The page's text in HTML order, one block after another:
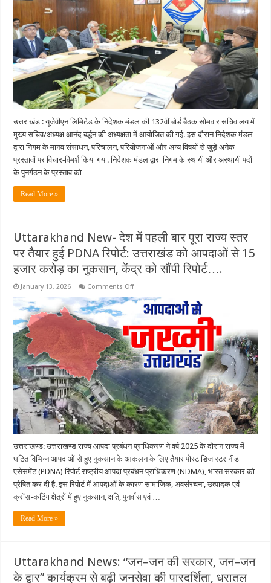
लिमिटेड
निदेशक
मंडल
की
बैठक:
स्थायी-
अस्थायी
पदों
के
पुनर्गठन
और
नई
परियोजनाओं
को
हरी
झंडी….
उत्तराखंड : यूजेवीएन लिमिटेड के निदेशक मंडल की 132वीं बोर्ड बैठक सोमवार सचिवालय में
मुख्य सचिव/अध्यक्ष आनंद बर्द्धन की अध्यक्षता में आयोजित की गई. इस दौरान निदेशक मंडल
द्वारा निगम के मानव संसाधन, परिचालन, परियोजनाओं और अन्य विषयों से जुड़े अनेक
प्रस्तावों पर विचार‐विमर्श किया गया. निदेशक मंडल द्वारा निगम के स्थायी और अस्थायी पदों
के पुनर्गठन के प्रस्ताव को …
Read More »
Uttarakhand New- देश में पहली बार पूरा राज्य स्तर
पर तैयार हुई PDNA रिपोर्ट: उत्तराखंड को आपदाओं से 15
हजार करोड़ का नुकसान, केंद्र को सौंपी रिपोर्ट….
January 13, 2026 Comments Offon
New-
पहली
बार
राज्य
स्तर
पर
तैयार
हुई
PDNA
रिपोर्ट:
उत्तराखंड
को
आपदाओं
से
15
हजार
करोड़
का
नुकसान,
केंद्र
को
रिपोर्ट….
उत्तराखण्ड: उत्तराखण्ड राज्य आपदा प्रबंधन प्राधिकरण ने वर्ष 2025 के दौरान राज्य में
घटित विभिन्न आपदाओं से हुए नुकसान के आकलन के लिए तैयार पोस्ट डिजास्टर नीड
एसेसमेंट (PDNA) रिपोर्ट राष्ट्रीय आपदा प्रबंधन प्राधिकरण (NDMA), भारत सरकार को
प्रेषित कर दी है. इस रिपोर्ट में आपदाओं के कारण सामाजिक, अवसंरचना, उत्पादक एवं
क्रॉस-कटिंग क्षेत्रों में हुए नुकसान, क्षति, पुनर्वास एवं …
Read More »
Uttarakhand News: “जन–जन की सरकार, जन–जन
के द्वार” कार्यक्रम से बढ़ी जनसेवा की पारदर्शिता, धरातल